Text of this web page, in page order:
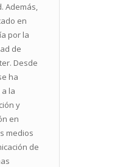
Además,
en
por la
de
Desde
ha
la
y
en
medios
de